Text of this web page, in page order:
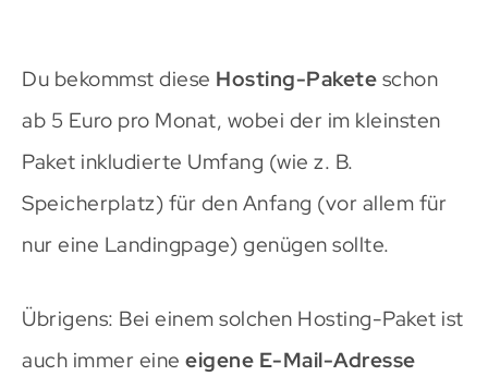
Du bekommst diese Hosting-Pakete schon
ab 5 Euro pro Monat, wobei der im kleinsten
Paket inkludierte Umfang (wie z. B.
Speicherplatz) für den Anfang (vor allem für
nur eine Landingpage) genügen sollte.
Übrigens: Bei einem solchen Hosting-Paket ist
auch immer eine eigene E-Mail-Adresse